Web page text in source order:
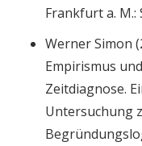
Frankfurt a. M.:
Werner Simon
Empirismus
Zeitdiagnose.
Untersuchung